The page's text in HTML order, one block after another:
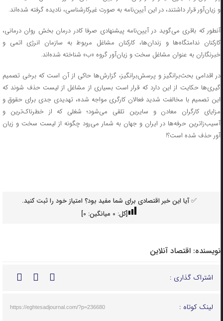
و زیان‌آور قرار داشتند، در این آیین‌نامه به صورت غیرکارشناسی، نادیده گرفته شده‌اند.
آنطور که باقری می‌گوید در آیین‌نامه پیشنهادی صرفا کادر درمان بخش روان درمانی،
کارکنان ندامتگاه‌ها و زندان‌ها، کارکنان مشاغل مربوط به سازمان انرژی اتمی و
خبرنگاران به عنوان مشاغل سخت و زیان‌آور گروه «ب» شناخته شده‌اند.
در اقدامی بحث‌برانگیز و پرسش‌برانگیز، گزارش‌ها حاکی از آن است که برخی تصمیم
گیری‌ها حکایت از این دارد که قرار است بسیاری از مشاغل از لیست حذف شوند که
این تصمیم با مخالفت شدید فعالان کارگری مواجه شده، تهدیدی جدی برای حقوق و
مزایای کارگران معادن و سایرین تلقی می‌شود؛ شغلی که از خطرناک‌ترین و
آسیب‌زاترین حرفه‌ها در ایران و جهان به شمار می‌رود چگونه از لیست سخت و زیان
آور حذف شده است؟!
✅ آیا این خبر اقتصادی برای شما مفید بود؟ امتیاز خود را ثبت کنید.
[کل: 0میانگین: 0
]
نویسنده: اقتصاد آنلاین
اشتراک گذاری :
لینک کوتاه : https://eghtesadjournal.com/?p=236680